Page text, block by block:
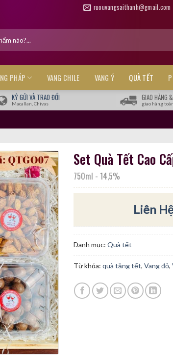
ruouvangsaithanh@gmail.com
PHÁP VANG CHILE VANG Ý QUÀ TẾT
KÝ GỬI VÀ TRAO ĐỔI
Macallan, Chivas
GIAO HÀNG
giao hàng
Set Quà Tết Cao
750ml - 14,5%
Liên
Danh mục: Quà tết
Từ khóa: quà tặng tết, Vang đỏ,